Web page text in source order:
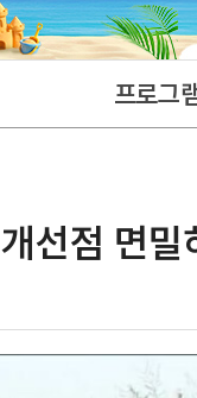
프로그
선점 면